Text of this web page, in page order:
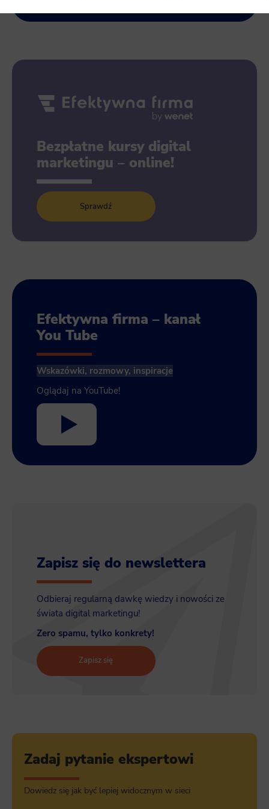
Necessary
Functionality
statistics about users. Analytical cookies and similar technologies allow us to measure the effectiveness of actions taken
Marketing
third-party files that, in conjunction with files installed while browsing other websites, profile the user, providing him or
and retargeting content deemed most appropriate.
Bezpłatne kursy digital
marketingu – online!
Sprawdź
Efektywna firma – kanał
You Tube
Wskazówki, rozmowy, inspiracje
Oglądaj na YouTube!
Zapisz się do newslettera
Odbieraj regularną dawkę wiedzy i nowości ze
świata digital marketingu!
Zero spamu, tylko konkrety!
Zapisz się
Zadaj pytanie ekspertowi
Dowiedz się jak być lepiej widocznym w sieci